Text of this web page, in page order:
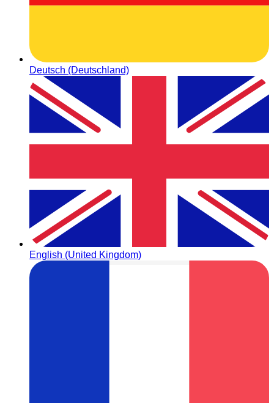
Deutsch (Deutschland)
English (United Kingdom)